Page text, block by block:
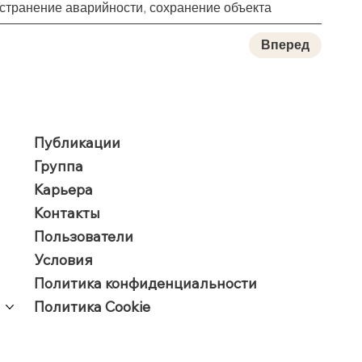
аварийности, сохранение объекта
Вперед
Публикации
Группа
Карьера
Контакты
Пользователи
​Условия
Политика конфиденциальности
Политика Cookie